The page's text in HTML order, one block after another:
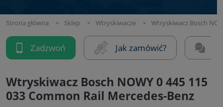
Strona główna Sklep Wtryskiwacze Wtryskiwacz Bosch
Zadzwoń Jak zamówić?
Wtryskiwacz Bosch NOWY 0 445 115
033 Common Rail Mercedes-Benz